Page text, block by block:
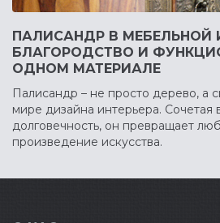
ПАЛИСАНДР В МЕБЕЛЬНОЙ
БЛАГОРОДСТВО И
ОДНОМ МАТЕРИАЛЕ
Палисандр – не просто дерево, а
мире дизайна интерьера. Сочетая
долговечность, он превращает
произведение искусства.